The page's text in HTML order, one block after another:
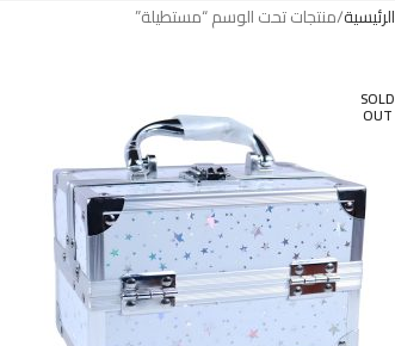
الرئيسية منتجات تحت الوسم “مستطيلة”
SOLD
OUT